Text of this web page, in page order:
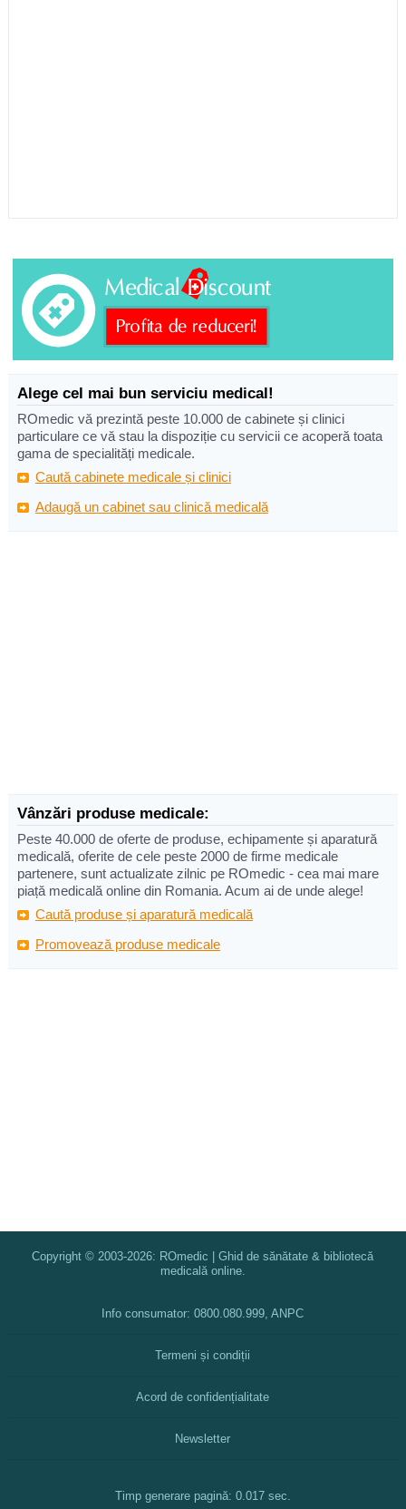
Alege cel mai bun serviciu medical!
ROmedic vă prezintă peste 10.000 de cabinete și clinici
particulare ce vă stau la dispoziție cu servicii ce acoperă toata
gama de specialități medicale.
Caută cabinete medicale și clinici
Adaugă un cabinet sau clinică medicală
Vânzări produse medicale:
Peste 40.000 de oferte de produse, echipamente și aparatură
medicală, oferite de cele peste 2000 de firme medicale
partenere, sunt actualizate zilnic pe ROmedic - cea mai mare
piață medicală online din Romania. Acum ai de unde alege!
Caută produse și aparatură medicală
Promovează produse medicale
Copyright © 2003-2026: ROmedic | Ghid de sănătate & bibliotecă
medicală online.
Info consumator: 0800.080.999, ANPC
Termeni și condiții
Acord de confidențialitate
Newsletter
Timp generare pagină: 0.017 sec.